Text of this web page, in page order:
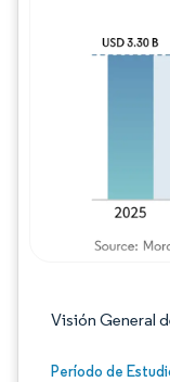
Visión General
Período de